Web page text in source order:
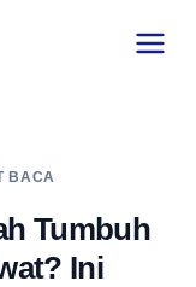
BACA
Tumbuh
Ini